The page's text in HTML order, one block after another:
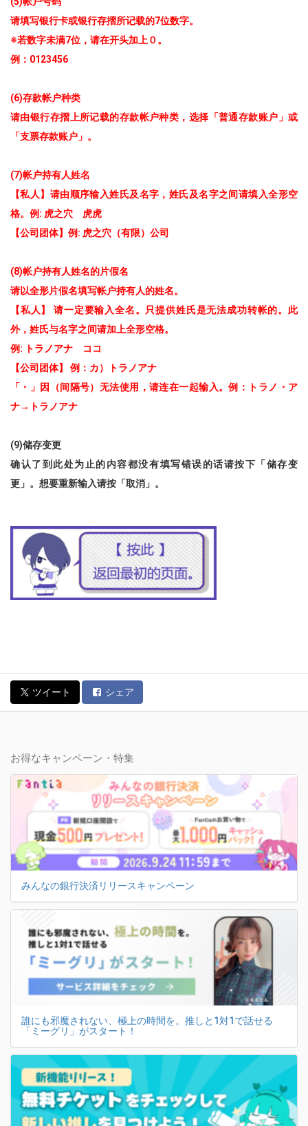
请填写银行卡或银行存摺所记载的7位数字。
※若数字未满7位，请在开头加上０。
例：0123456
(6)存款帐户种类
请由银行存摺上所记载的存款帐户种类，选择「普通存款账户」或
「支票存款账户」。
(7)帐户持有人姓名
【私人】请由顺序输入姓氏及名字，姓氏及名字之间请填入全形空
格。例: 虎之穴 虎虎
【公司团体】例: 虎之穴（有限）公司
(8)帐户持有人姓名的片假名
请以全形片假名填写帐户持有人的姓名。
【私人】 请一定要输入全名。只提供姓氏是无法成功转帐的。此
外，姓氏与名字之间请加上全形空格。
例: トラノアナ ココ
【公司团体】 例：カ）トラノアナ
「・」因（间隔号）无法使用，请连在一起输入。例：トラノ・ア
ナ→トラノアナ
(9)储存变更
确认了到此处为止的内容都没有填写错误的话请按下「储存变
更」。想要重新输入请按「取消」。
ツイート シェア
お得なキャンペーン・特集
みんなの銀行決済リリースキャンペーン
誰にも邪魔されない、極上の時間を。推しと1対1で話せる
「ミーグリ」がスタート！